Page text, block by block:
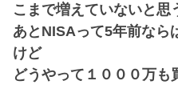
こまで増えていないと思
あとNISAって5年前なら
けど
どうやって１０００万も